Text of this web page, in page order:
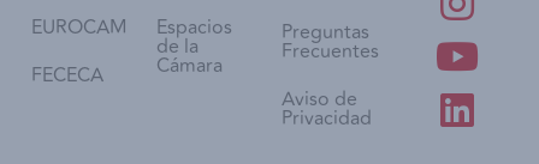
EUROCAM
FECECA
Espacios
de la
Cámara
Preguntas
Frecuentes
Aviso de
Privacidad